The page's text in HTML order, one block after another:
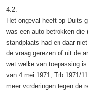
4.2.
Het ongeval heeft op Duits
was een auto betrokken die
standplaats had en daar
de vraag gerezen of uit de
wet welke van toepassing
van 4 mei 1971, Trb 1971/
meer vorderingen tegen de